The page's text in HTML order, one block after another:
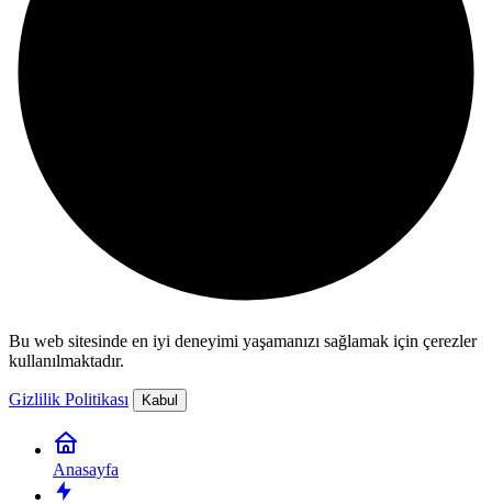
Bu web sitesinde en iyi deneyimi yaşamanızı sağlamak için çerezler
kullanılmaktadır.
Gizlilik Politikası Kabul
Anasayfa